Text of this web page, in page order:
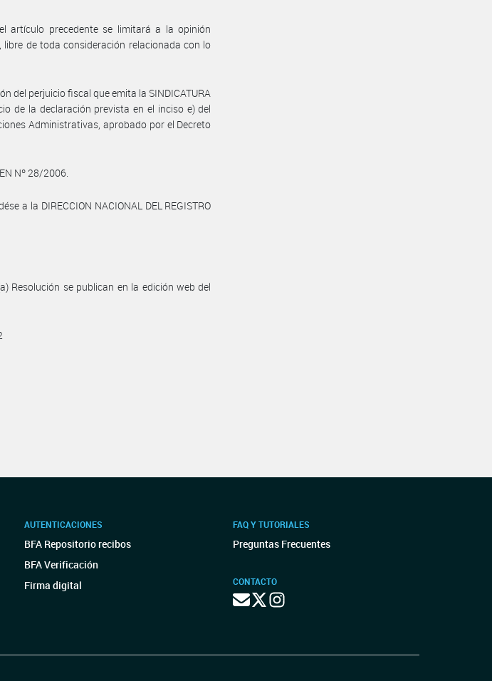
artículo precedente se limitará a la opinión
de toda consideración relacionada con lo
del perjuicio fiscal que emita la SINDICATURA
de la declaración prevista en el inciso e) del
Administrativas, aprobado por el Decreto
Nº 28/2006.
a la DIRECCION NACIONAL DEL REGISTRO
Resolución se publican en la edición web del
AUTENTICACIONES
BFA Repositorio recibos
BFA Verificación
Firma digital
FAQ Y TUTORIALES
Preguntas Frecuentes
CONTACTO